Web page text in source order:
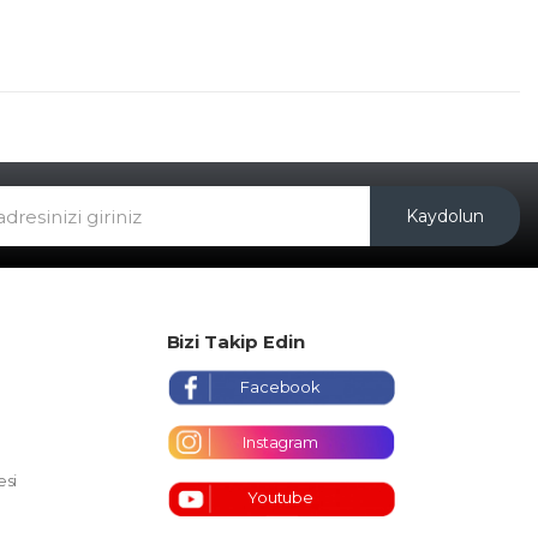
Kaydolun
Bizi Takip Edin
Facebook
Instagram
Youtube